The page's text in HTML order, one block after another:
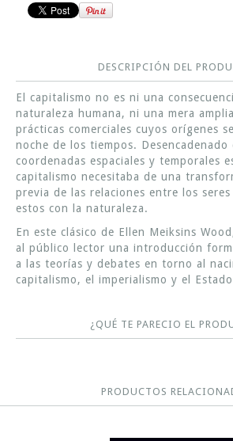
DESCRIPCIÓN DEL
El capitalismo no es ni una
naturaleza humana, ni una mera
prácticas comerciales cuyos orígenes
noche de los tiempos. Desencadenado
coordenadas espaciales y temporales
capitalismo necesitaba de una
previa de las relaciones entre los
estos con la naturaleza.
En este clásico de Ellen Meiksins
al público lector una introducción
a las teorías y debates en torno al
capitalismo, el imperialismo y el
¿QUÉ TE PARECIO EL
PRODUCTOS